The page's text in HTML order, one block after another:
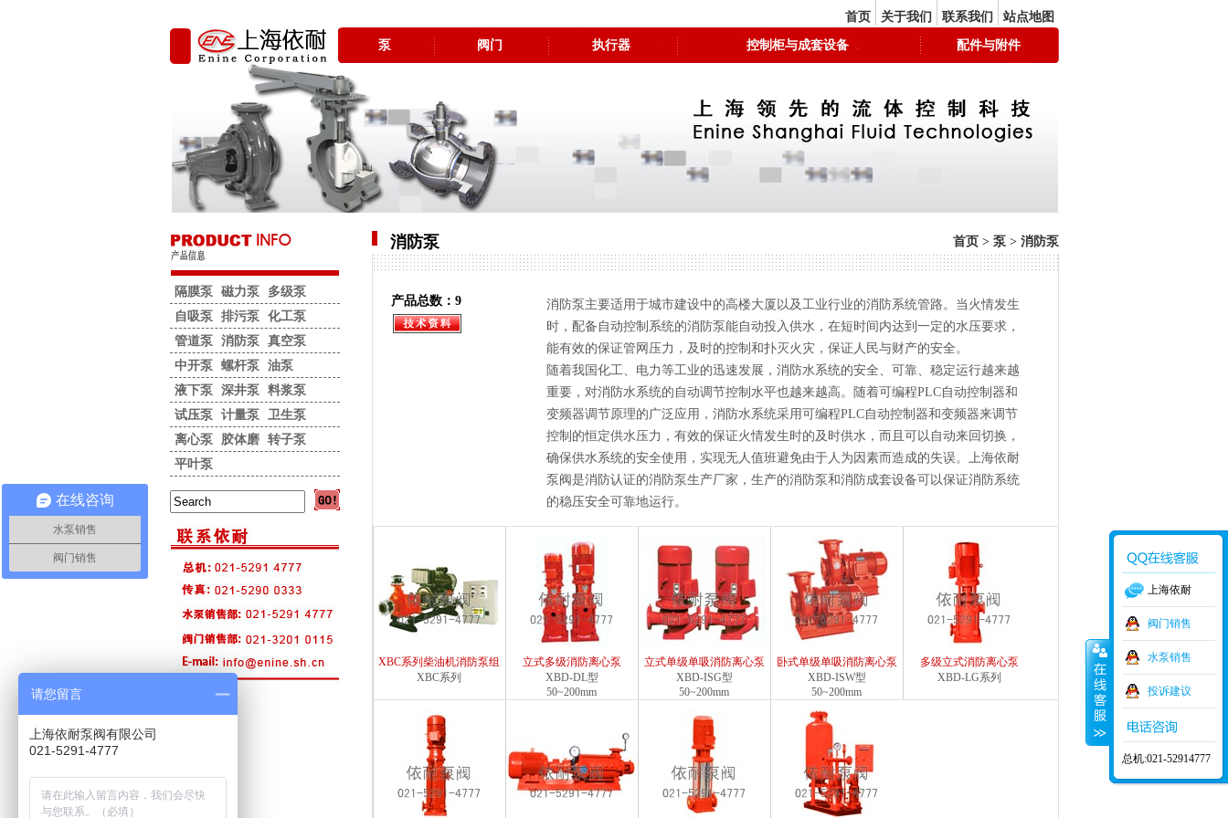
首页 关于我们 联系我们 站点地图
泵 阀门 执行器 控制柜与成套设备 配件与附件
首页> 泵> 消防泵
消防泵
产品总数：9
消防泵主要适用于城市建设中的高楼大厦以及工业行业的消防系统管路。当火情发生
时，配备自动控制系统的消防泵能自动投入供水，在短时间内达到一定的水压要求，
能有效的保证管网压力，及时的控制和扑灭火灾，保证人民与财产的安全。
随着我国化工、电力等工业的迅速发展，消防水系统的安全、可靠、稳定运行越来越
重要，对消防水系统的自动调节控制水平也越来越高。随着可编程PLC自动控制器和
变频器调节原理的广泛应用，消防水系统采用可编程PLC自动控制器和变频器来调节
控制的恒定供水压力，有效的保证火情发生时的及时供水，而且可以自动来回切换，
确保供水系统的安全使用，实现无人值班避免由于人为因素而造成的失误。上海依耐
泵阀是消防认证的消防泵生产厂家，生产的消防泵和消防成套设备可以保证消防系统
的稳压安全可靠地运行。
XBC系列柴油机消防泵组
XBC系列
立式多级消防离心泵
XBD-DL型
50~200mm
立式单级单吸消防离心泵
XBD-ISG型
50~200mm
卧式单级单吸消防离心泵
XBD-ISW型
50~200mm
多级立式消防离心泵
XBD-LG系列
隔膜泵 磁力泵
多级泵
自吸泵
排污泵
化工泵
管道泵
消防泵
真空泵
中开泵
螺杆泵
油泵
液下泵
深井泵
料浆泵
试压泵
计量泵
卫生泵
离心泵
胶体磨
转子泵
平叶泵
上海依耐
阀门销售
水泵销售
投诉建议
总机:021-52914777
在线咨询
水泵销售
阀门销售
请您留言
上海依耐泵阀有限公司
021-5291-4777